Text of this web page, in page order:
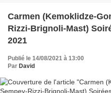
Carmen (Kemoklidze-
Rizzi-Brignoli-Mast)
2021
Publié le 14/08/2021 à 13:00
Par David